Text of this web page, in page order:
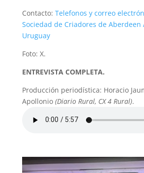
Contacto: Telefonos y correo
Sociedad de Criadores de Aberdeen
Uruguay
Foto: X.
ENTREVISTA COMPLETA.
Producción periodística: Horacio
Apollonio (Diario Rural, CX 4 Rural).